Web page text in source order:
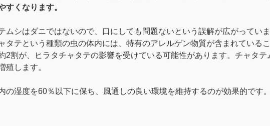
すくなります。
ムシはダニではないので、口にしても問題ないという誤解が広がってい
タテという種類の虫の体内には、特有のアレルゲン物質が含まれている
2割が、ヒラタチャタテの影響を受けている可能性があります。チャタ
殖します。
の湿度を60％以下に保ち、風通しの良い環境を維持するのが効果的です